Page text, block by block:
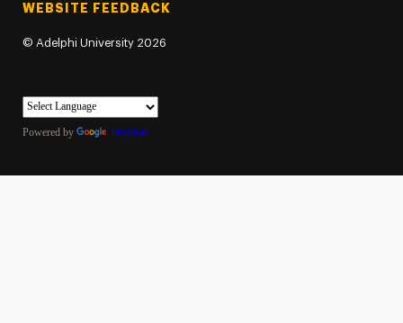
WEBSITE FEEDBACK
© Adelphi University 2026
Powered by Translate